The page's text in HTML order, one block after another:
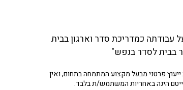
כמדריכת סדר וארגון בבית
בבית לסדר בנפש"
פרטני מבעל מקצוע המתמחה בתחום, ואין
הינה באחריות המשתמש/ת בלבד.